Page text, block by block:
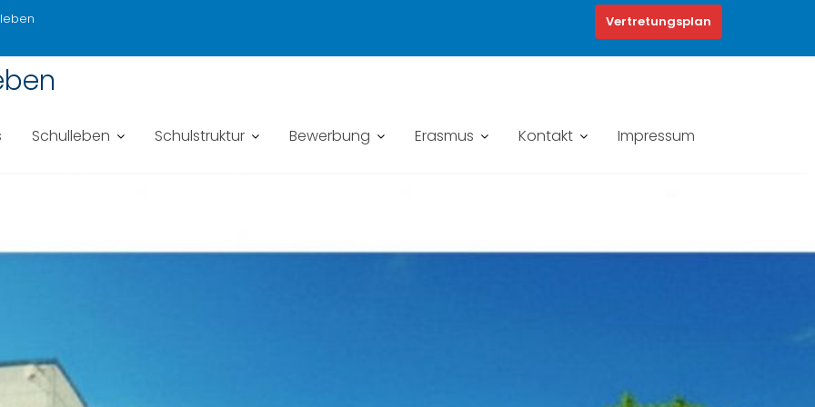
Vertretungsplan
Schulleben Schulstruktur Bewerbung Erasmus Kontakt Impressum